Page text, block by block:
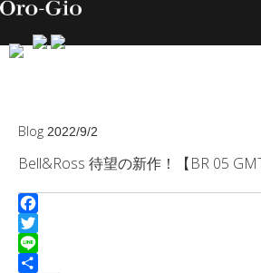
Blog 2022/9/2
Bell&Ross 待望の新作！【BR 05
Facebook
Twitter
Line